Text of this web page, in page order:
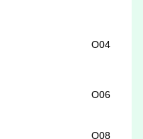
O04
O06
O08